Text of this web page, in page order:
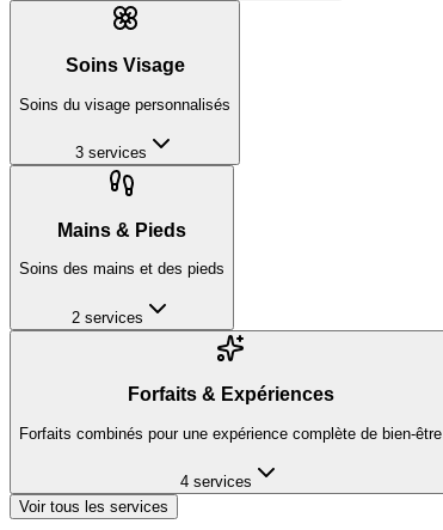
Soins Visage
Soins du visage personnalisés
3 services
Mains & Pieds
Soins des mains et des pieds
2 services
Forfaits & Expériences
Forfaits combinés pour une expérience complète de bien-être
4 services
Voir tous les services